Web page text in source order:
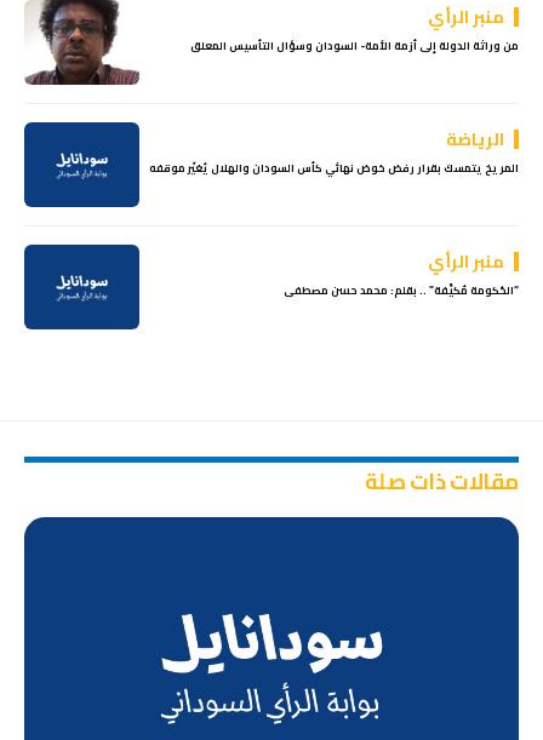
منبر الرأي
من وراثة الدولة إلى أزمة الأمة- السودان وسؤال التأسيس المعلق
الرياضة
المريخ يتمسك بقرار رفض خوض نهائي كأس السودان والهلال يُغيّر موقفه
منبر الرأي
“الحُكومة مُكيَّفة” .. بقلم: محمد حسن مصطفى
مقالات ذات صلة